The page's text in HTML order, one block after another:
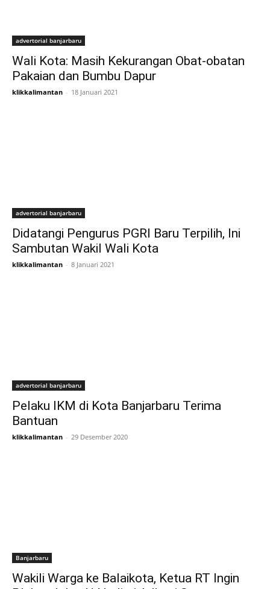
advertorial banjarbaru
Wali Kota: Masih Kekurangan Obat-obatan
Pakaian dan Bumbu Dapur
klikkalimantan - 18 Januari 2021
advertorial banjarbaru
Didatangi Pengurus PGRI Baru Terpilih, Ini
Sambutan Wakil Wali Kota
klikkalimantan - 8 Januari 2021
advertorial banjarbaru
Pelaku IKM di Kota Banjarbaru Terima
Bantuan
klikkalimantan - 29 Desember 2020
Banjarbaru
Wakili Warga ke Balaikota, Ketua RT Ingin